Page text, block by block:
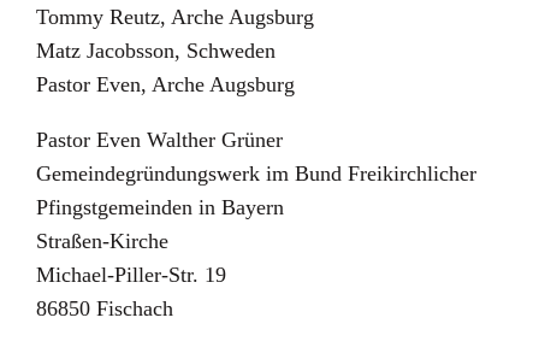
Tommy Reutz, Arche Augsburg
Matz Jacobsson, Schweden
Pastor Even, Arche Augsburg
Pastor Even Walther Grüner
Gemeindegründungswerk im Bund Freikirchlicher
Pfingstgemeinden in Bayern
Straßen-Kirche
Michael-Piller-Str. 19
86850 Fischach